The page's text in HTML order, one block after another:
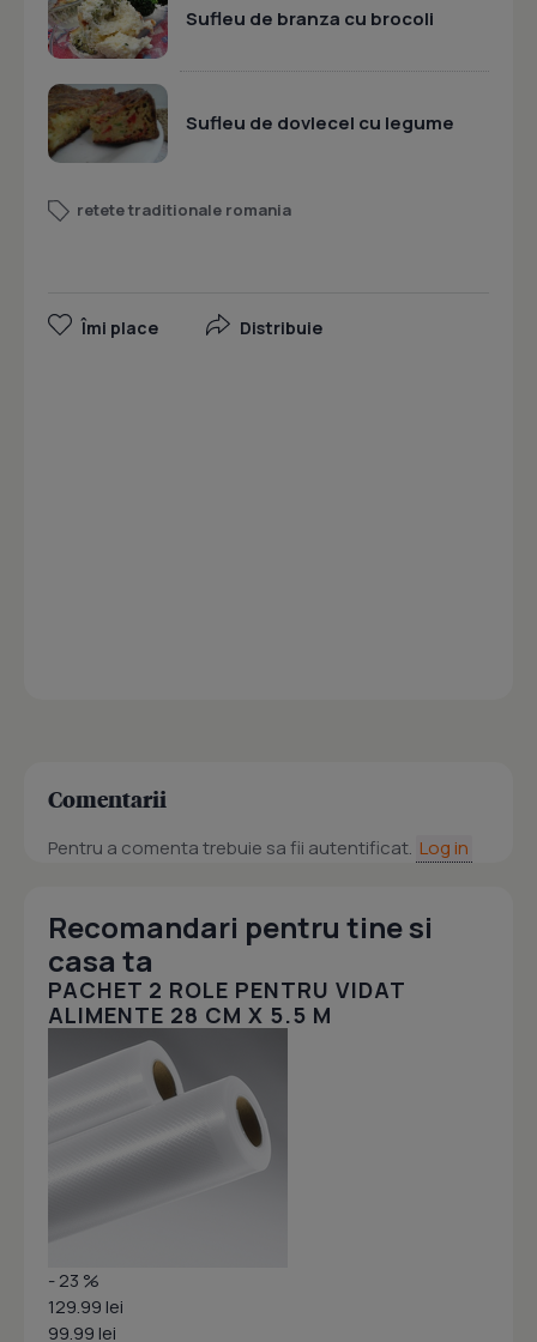
Sufleu de branza cu brocoli
Sufleu de dovlecel cu legume
retete traditionale romania
Îmi place Distribuie
Comentarii
Pentru a comenta trebuie sa fii autentificat. Log in
Recomandari pentru tine si
casa ta
PACHET 2 ROLE PENTRU VIDAT
ALIMENTE 28 CM X 5.5 M
- 23 %
129.99 lei
99.99 lei